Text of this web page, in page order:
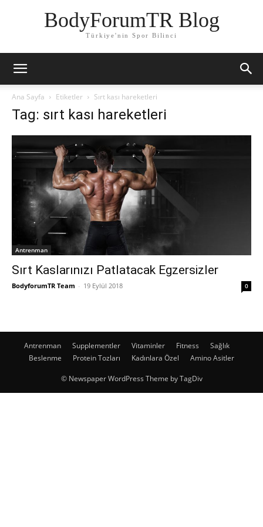
BodyForumTR Blog
Türkiye'nin Spor Bilinci
Ana Sayfa Etiketler Sırt kası hareketleri
Tag: sırt kası hareketleri
Antrenman
Sırt Kaslarınızı Patlatacak Egzersizler
BodyforumTR Team - 19 Eylül 2018 0
Antrenman Supplementler Vitaminler Fitness
Sağlık
Beslenme
Protein Tozları Kadınlara Özel Amino Asitler
© Newspaper WordPress Theme by TagDiv